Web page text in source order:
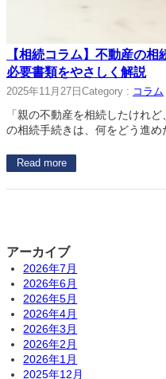
【相続コラム】不動産の
必要書類をやさしく解説
2025年11月27日 Category : コラム
「親の不動産を相続したけれ
の相続手続きは、何をどう進め
Read more
アーカイブ
2026年7月
2026年6月
2026年5月
2026年4月
2026年3月
2026年2月
2026年1月
2025年12月